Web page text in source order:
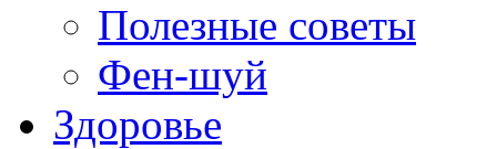
Полезные советы
Фен-шуй
Здоровье